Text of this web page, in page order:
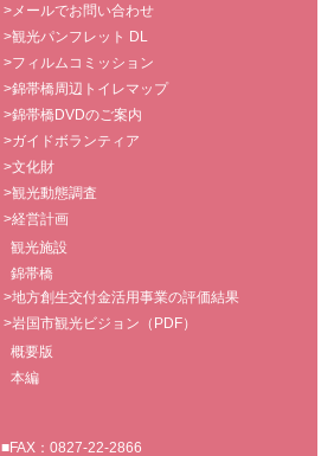
>メールでお問い合わせ
>観光パンフレット DL
>フィルムコミッション
>錦帯橋周辺トイレマップ
>錦帯橋DVDのご案内
>ガイドボランティア
>文化財
>観光動態調査
>経営計画
観光施設
錦帯橋
>地方創生交付金活用事業の評価結果
>岩国市観光ビジョン（PDF）
概要版
本編
■FAX：0827-22-2866